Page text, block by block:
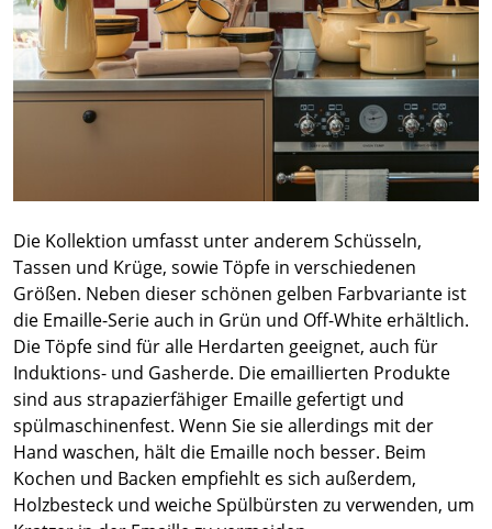
Die Kollektion umfasst unter anderem Schüsseln,
Tassen und Krüge, sowie Töpfe in verschiedenen
Größen. Neben dieser schönen gelben Farbvariante ist
die Emaille-Serie auch in Grün und Off-White erhältlich.
Die Töpfe sind für alle Herdarten geeignet, auch für
Induktions- und Gasherde. Die emaillierten Produkte
sind aus strapazierfähiger Emaille gefertigt und
spülmaschinenfest. Wenn Sie sie allerdings mit der
Hand waschen, hält die Emaille noch besser. Beim
Kochen und Backen empfiehlt es sich außerdem,
Holzbesteck und weiche Spülbürsten zu verwenden, um